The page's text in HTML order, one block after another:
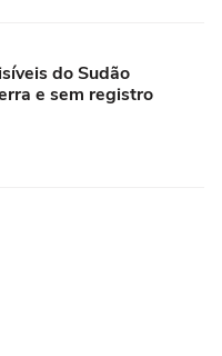
do Sudão
e sem registro